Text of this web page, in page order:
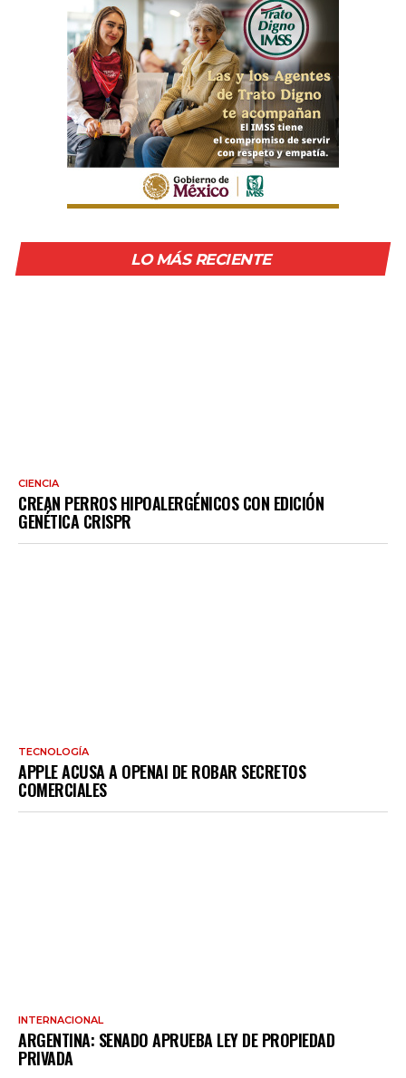
LO MÁS RECIENTE
CIENCIA
CREAN PERROS HIPOALERGÉNICOS CON EDICIÓN
GENÉTICA CRISPR
TECNOLOGÍA
APPLE ACUSA A OPENAI DE ROBAR SECRETOS
COMERCIALES
INTERNACIONAL
ARGENTINA: SENADO APRUEBA LEY DE PROPIEDAD
PRIVADA